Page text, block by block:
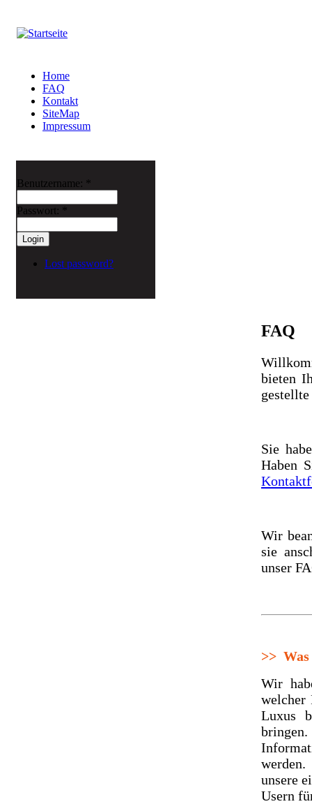
Home
FAQ
Kontakt
SiteMap
Impressum
Benutzername: *
Passwort: *
Lost password?
FAQ
bieten
gestellte
Sie
Haben
Wir
sie
unser
>>
Wir
welcher
Luxus
unsere
Usern